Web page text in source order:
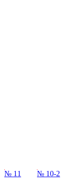
№ 11 № 10-2